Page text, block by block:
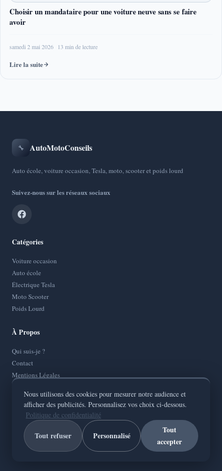
Choisir un mandataire pour une voiture neuve sans se faire
avoir
samedi 2 mai 2026 13 min de lecture
Lire la suite
🔧 AutoMotoConseils
Auto école, voiture occasion, Tesla, moto, scooter et poids lourd
Suivez-nous sur les réseaux sociaux
Catégories
Voiture occasion
Auto école
Électrique Tesla
Moto Scooter
Poids Lourd
À Propos
Qui suis-je ?
Contact
Mentions Légales
Plan de site
AutoMotoConseils
— Tous droits réservés
Votre guide fiable sur toutes les routes de France.
Nous utilisons des cookies pour mesurer notre audience et
afficher des publicités. Personnalisez vos choix ci-dessous.
Politique de confidentialité
Tout refuser Personnalisé
Tout
accepter